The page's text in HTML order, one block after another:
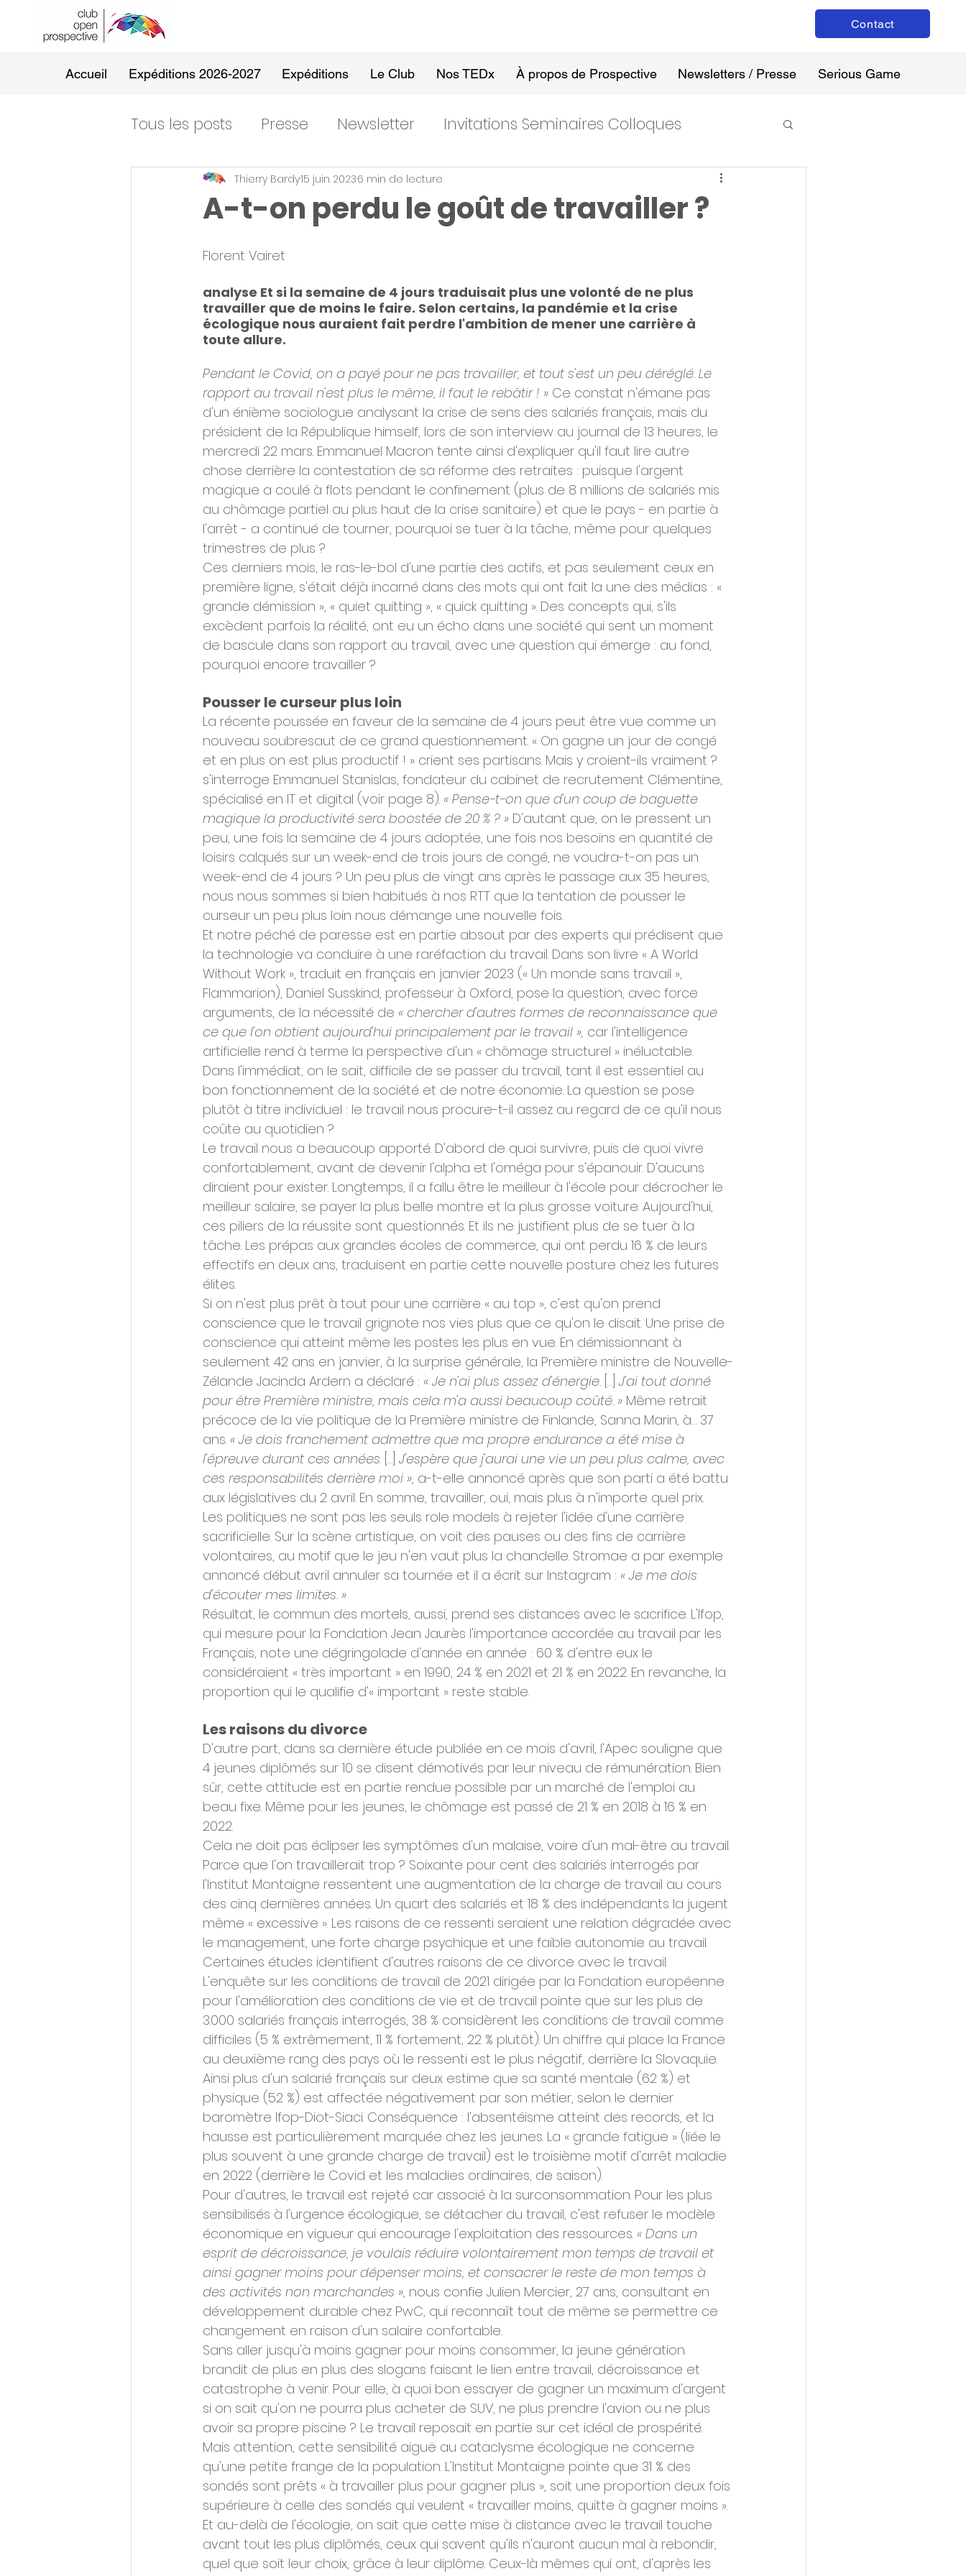
Contact
Accueil Expéditions 2026-2027 Expéditions Le Club Nos TEDx À propos de Prospective Newsletters / Presse Serious Game
Tous les posts Presse Newsletter Invitations Seminaires Colloques
A-t-on perdu le goût de travailler ?
Thierry Bardy15 juin 20236 min de lecture
Florent Vairet
analyse Et si la semaine de 4 jours traduisait plus une volonté de ne plus
travailler que de moins le faire. Selon certains, la pandémie et la crise
écologique nous auraient fait perdre l'ambition de mener une carrière à
toute allure.
Pendant le Covid, on a payé pour ne pas travailler, et tout s'est un peu déréglé. Le
rapport au travail n'est plus le même, il faut le rebâtir ! » Ce constat n'émane pas
d'un énième sociologue analysant la crise de sens des salariés français, mais du
président de la République himself, lors de son interview au journal de 13 heures, le
mercredi 22 mars. Emmanuel Macron tente ainsi d'expliquer qu'il faut lire autre
chose derrière la contestation de sa réforme des retraites : puisque l'argent
magique a coulé à flots pendant le confinement (plus de 8 millions de salariés mis
au chômage partiel au plus haut de la crise sanitaire) et que le pays - en partie à
l'arrêt - a continué de tourner, pourquoi se tuer à la tâche, même pour quelques
trimestres de plus ?
Ces derniers mois, le ras-le-bol d'une partie des actifs, et pas seulement ceux en
première ligne, s'était déjà incarné dans des mots qui ont fait la une des médias : «
grande démission », « quiet quitting », « quick quitting ». Des concepts qui, s'ils
excèdent parfois la réalité, ont eu un écho dans une société qui sent un moment
de bascule dans son rapport au travail, avec une question qui émerge : au fond,
pourquoi encore travailler ?
Pousser le curseur plus loin
La récente poussée en faveur de la semaine de 4 jours peut être vue comme un
nouveau soubresaut de ce grand questionnement. « On gagne un jour de congé
et en plus on est plus productif ! » crient ses partisans. Mais y croient-ils vraiment ?
s'interroge Emmanuel Stanislas, fondateur du cabinet de recrutement Clémentine,
spécialisé en IT et digital (voir page 8). « Pense-t-on que d'un coup de baguette
magique la productivité sera boostée de 20 % ? » D'autant que, on le pressent un
peu, une fois la semaine de 4 jours adoptée, une fois nos besoins en quantité de
loisirs calqués sur un week-end de trois jours de congé, ne voudra-t-on pas un
week-end de 4 jours ? Un peu plus de vingt ans après le passage aux 35 heures,
nous nous sommes si bien habitués à nos RTT que la tentation de pousser le
curseur un peu plus loin nous démange une nouvelle fois.
Et notre péché de paresse est en partie absout par des experts qui prédisent que
la technologie va conduire à une raréfaction du travail. Dans son livre « A World
Without Work », traduit en français en janvier 2023 (« Un monde sans travail »,
Flammarion), Daniel Susskind, professeur à Oxford, pose la question, avec force
arguments, de la nécessité de « chercher d'autres formes de reconnaissance que
ce que l'on obtient aujourd'hui principalement par le travail », car l'intelligence
artificielle rend à terme la perspective d'un « chômage structurel » inéluctable.
Dans l'immédiat, on le sait, difficile de se passer du travail, tant il est essentiel au
bon fonctionnement de la société et de notre économie. La question se pose
plutôt à titre individuel : le travail nous procure-t-il assez au regard de ce qu'il nous
coûte au quotidien ?
Le travail nous a beaucoup apporté. D'abord de quoi survivre, puis de quoi vivre
confortablement, avant de devenir l'alpha et l'oméga pour s'épanouir. D'aucuns
diraient pour exister. Longtemps, il a fallu être le meilleur à l'école pour décrocher le
meilleur salaire, se payer la plus belle montre et la plus grosse voiture. Aujourd'hui,
ces piliers de la réussite sont questionnés. Et ils ne justifient plus de se tuer à la
tâche. Les prépas aux grandes écoles de commerce, qui ont perdu 16 % de leurs
effectifs en deux ans, traduisent en partie cette nouvelle posture chez les futures
élites.
Si on n'est plus prêt à tout pour une carrière « au top », c'est qu'on prend
conscience que le travail grignote nos vies plus que ce qu'on le disait. Une prise de
conscience qui atteint même les postes les plus en vue. En démissionnant à
seulement 42 ans en janvier, à la surprise générale, la Première ministre de Nouvelle-
Zélande Jacinda Ardern a déclaré : « Je n'ai plus assez d'énergie. […] J'ai tout donné
pour être Première ministre, mais cela m'a aussi beaucoup coûté. » Même retrait
précoce de la vie politique de la Première ministre de Finlande, Sanna Marin, à… 37
ans. « Je dois franchement admettre que ma propre endurance a été mise à
l'épreuve durant ces années. […] J'espère que j'aurai une vie un peu plus calme, avec
ces responsabilités derrière moi », a-t-elle annoncé après que son parti a été battu
aux législatives du 2 avril. En somme, travailler, oui, mais plus à n'importe quel prix.
Les politiques ne sont pas les seuls role models à rejeter l'idée d'une carrière
sacrificielle. Sur la scène artistique, on voit des pauses ou des fins de carrière
volontaires, au motif que le jeu n'en vaut plus la chandelle. Stromae a par exemple
annoncé début avril annuler sa tournée et il a écrit sur Instagram : « Je me dois
d'écouter mes limites. »
Résultat, le commun des mortels, aussi, prend ses distances avec le sacrifice. L'Ifop,
qui mesure pour la Fondation Jean Jaurès l'importance accordée au travail par les
Français, note une dégringolade d'année en année : 60 % d'entre eux le
considéraient « très important » en 1990, 24 % en 2021 et 21 % en 2022. En revanche, la
proportion qui le qualifie d'« important » reste stable.
Les raisons du divorce
D'autre part, dans sa dernière étude publiée en ce mois d'avril, l'Apec souligne que
4 jeunes diplômés sur 10 se disent démotivés par leur niveau de rémunération. Bien
sûr, cette attitude est en partie rendue possible par un marché de l'emploi au
beau fixe. Même pour les jeunes, le chômage est passé de 21 % en 2018 à 16 % en
2022.
Cela ne doit pas éclipser les symptômes d'un malaise, voire d'un mal-être au travail.
Parce que l'on travaillerait trop ? Soixante pour cent des salariés interrogés par
l'Institut Montaigne ressentent une augmentation de la charge de travail au cours
des cinq dernières années. Un quart des salariés et 18 % des indépendants la jugent
même « excessive ». Les raisons de ce ressenti seraient une relation dégradée avec
le management, une forte charge psychique et une faible autonomie au travail.
Certaines études identifient d'autres raisons de ce divorce avec le travail.
L'enquête sur les conditions de travail de 2021 dirigée par la Fondation européenne
pour l'amélioration des conditions de vie et de travail pointe que sur les plus de
3.000 salariés français interrogés, 38 % considèrent les conditions de travail comme
difficiles (5 % extrêmement, 11 % fortement, 22 % plutôt). Un chiffre qui place la France
au deuxième rang des pays où le ressenti est le plus négatif, derrière la Slovaquie.
Ainsi plus d'un salarié français sur deux estime que sa santé mentale (62 %) et
physique (52 %) est affectée négativement par son métier, selon le dernier
baromètre Ifop-Diot-Siaci. Conséquence : l'absentéisme atteint des records, et la
hausse est particulièrement marquée chez les jeunes. La « grande fatigue » (liée le
plus souvent à une grande charge de travail) est le troisième motif d'arrêt maladie
en 2022 (derrière le Covid et les maladies ordinaires, de saison).
Pour d'autres, le travail est rejeté car associé à la surconsommation. Pour les plus
sensibilisés à l'urgence écologique, se détacher du travail, c'est refuser le modèle
économique en vigueur qui encourage l'exploitation des ressources. « Dans un
esprit de décroissance, je voulais réduire volontairement mon temps de travail et
ainsi gagner moins pour dépenser moins, et consacrer le reste de mon temps à
des activités non marchandes », nous confie Julien Mercier, 27 ans, consultant en
développement durable chez PwC, qui reconnaît tout de même se permettre ce
changement en raison d'un salaire confortable.
Sans aller jusqu'à moins gagner pour moins consommer, la jeune génération
brandit de plus en plus des slogans faisant le lien entre travail, décroissance et
catastrophe à venir. Pour elle, à quoi bon essayer de gagner un maximum d'argent
si on sait qu'on ne pourra plus acheter de SUV, ne plus prendre l'avion ou ne plus
avoir sa propre piscine ? Le travail reposait en partie sur cet idéal de prospérité.
Mais attention, cette sensibilité aiguë au cataclysme écologique ne concerne
qu'une petite frange de la population. L'Institut Montaigne pointe que 31 % des
sondés sont prêts « à travailler plus pour gagner plus », soit une proportion deux fois
supérieure à celle des sondés qui veulent « travailler moins, quitte à gagner moins ».
Et au-delà de l'écologie, on sait que cette mise à distance avec le travail touche
avant tout les plus diplômés, ceux qui savent qu'ils n'auront aucun mal à rebondir,
quel que soit leur choix, grâce à leur diplôme. Ceux-là mêmes qui ont, d'après les